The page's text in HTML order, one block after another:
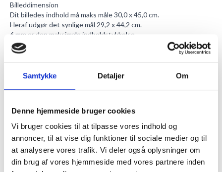
Samtykke Detaljer Om
Denne hjemmeside bruger cookies
Vi bruger cookies til at tilpasse vores indhold og
annoncer, til at vise dig funktioner til sociale medier og til
at analysere vores trafik. Vi deler også oplysninger om
din brug af vores hjemmeside med vores partnere inden
Billeddimension
Dit billedes indhold må maks måle 30,0 x 45,0 cm.
Heraf udgør det synlige mål 29,2 x 44,2 cm.
6 mm er den maksimale indholdstykkelse.
Vælg i mellem en af vores mange
til din
plakat/motiv.
Acryl plastglas i refleksfri materiale
I dette frontglas brydes der med reflekserne, således at ganske
usynligt.
3 mm er dybden af akryl plexi frontglasset.
Frontglasset er farveneutralt og vil ikke give et grønt skær, som
sommetider kan ses på andre normale glas.
Lysgennemtrængeligheden er på 92%.
I glasset er en UV-blokering på 99,7%.